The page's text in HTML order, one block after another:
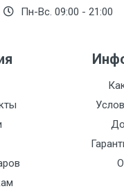
Пн-Вс. 09:00 - 21:00